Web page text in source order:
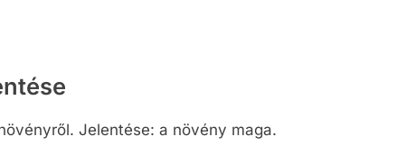
Jelentése: a növény maga.